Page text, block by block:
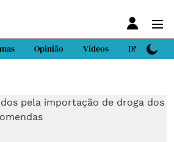
Opinião Vídeos DN Sport